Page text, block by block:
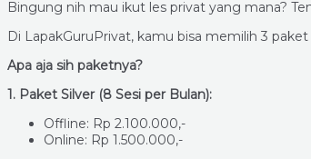
Bingung nih mau ikut les privat yang mana?
Di LapakGuruPrivat, kamu bisa memilih 3
Apa aja sih paketnya?
1. Paket Silver (8 Sesi per Bulan):
Offline: Rp 2.100.000,-
Online: Rp 1.500.000,-